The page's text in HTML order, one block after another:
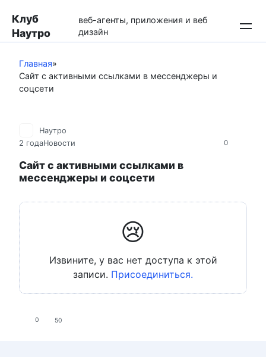
контенту
Клуб
Наутро
веб-агенты, приложения и веб
дизайн
Главная»
Сайт с активными ссылками в мессенджеры и
соцсети
0
Наутро
2 годаНовости
Сайт с активными ссылками в
мессенджеры и соцсети
😢
Извините, у вас нет доступа к этой
записи. Присоединиться.
0 50